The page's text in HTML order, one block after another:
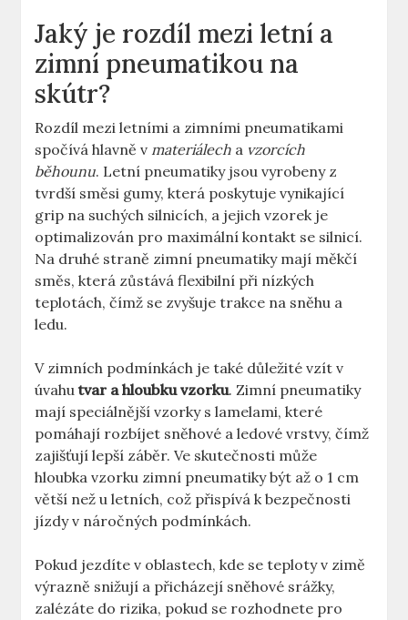
Jaký je rozdíl mezi letní a
zimní pneumatikou na
skútr?
Rozdíl mezi letními a zimními pneumatikami
spočívá hlavně vmateriálech a vzorcích
běhounu. Letní pneumatiky jsou vyrobeny z
tvrdší směsi gumy, která poskytuje vynikající
grip na suchých silnicích, a jejich vzorek je
optimalizován pro maximální kontakt se silnicí.
Na druhé straně zimní pneumatiky mají měkčí
směs, která zůstává flexibilní při nízkých
teplotách, čímž se zvyšuje trakce na sněhu a
ledu.
V zimních podmínkách je také důležité vzít v
úvahutvar a hloubku vzorku. Zimní pneumatiky
mají speciálnější vzorky s lamelami, které
pomáhají rozbíjet sněhové a ledové vrstvy, čímž
zajišťují lepší záběr. Ve skutečnosti může
hloubka vzorku zimní pneumatiky být až o 1 cm
větší než u letních, což přispívá k bezpečnosti
jízdy v náročných podmínkách.
Pokud jezdíte v oblastech, kde se teploty v zimě
výrazně snižují a přicházejí sněhové srážky,
zalézáte do rizika, pokud se rozhodnete pro